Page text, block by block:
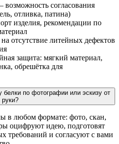
согласования
отливка, патина)
изделия, рекомендации по
отсутствие литейных дефектов
защита: мягкий материал,
обрешётка для
белки по фотографии или эскизу от
руки?
в любом формате: фото, скан,
оцифруют идею, подготовят
требований и согласуют с вами